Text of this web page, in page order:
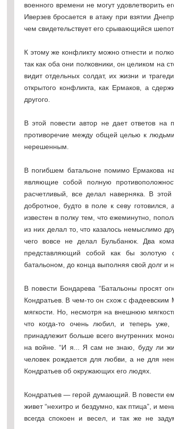
военного времени не могут удовлетворить
Иверзев бросается в атаку при взятии
чем свидетельствует его срывающийся
К этому же конфликту можно отнести и
так как оба они полковники, он целиком на
видит отдельных солдат, их жизни и
открытого конфликта, как Ермаков, а
другого.
В этой повести автор не дает ответов
противоречие между общей целью к
нерешенным.
В погибшем батальоне помимо Ермакова
являющие собой полную
расчетливый, все делал наверняка. В этой
добротное, будто в поле к севу
известен в полку тем, что ежеминутно,
из них делал то, что казалось немыслимо
чего вовсе не делал Бульбанюк. Два
представляющий собой как бы золотую
батальоном, до конца выполняя свой долг и
В повести Бондарева “Батальоны просят
Кондратьев. В чем-то он схож с фадеевским
мягкости. Но, несмотря на внешнюю
что когда-то очень любил, и теперь
принадлежит больше всего внутренних
на войне. “И я... Я сам не знаю, буду ли
человек рождается для любви, а не для
Кондратьев об окружающих его людях.
Кондратьев — герой думающий. В повести
живет “нехитро и бездумно, как птица”, и
всегда спокоен и весел, и так же не